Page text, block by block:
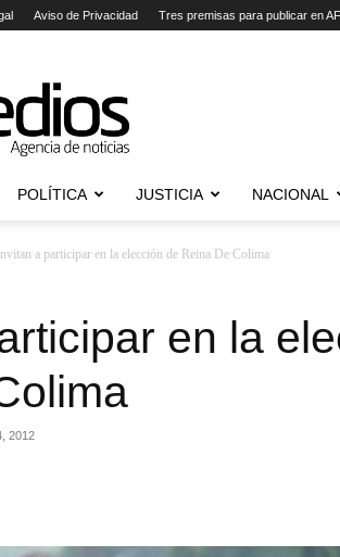
Aviso de Privacidad Tres premisas para publicar en
POLÍTICA JUSTICIA NACIONAL
Invitan a participar en la elección de Reina De Colima
en la
2012